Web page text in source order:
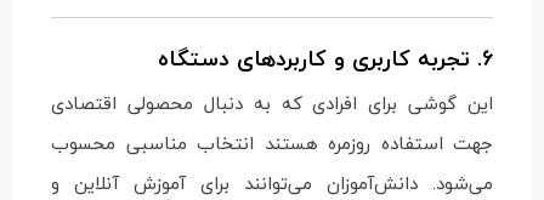
6. تجربه کاربری و کاربردهای دستگاه
این گوشی برای افرادی که به دنبال محصولی اقتصادی
جهت استفاده روزمره هستند انتخاب مناسبی محسوب
می‌شود. دانش‌آموزان می‌توانند برای آموزش آنلاین و